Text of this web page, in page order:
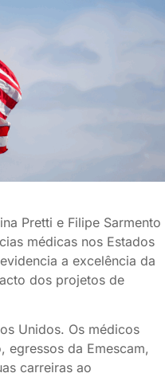
Pretti e Filipe Sarmento
médicas nos Estados
a excelência da
dos projetos de
Unidos. Os médicos
egressos da Emescam,
carreiras ao